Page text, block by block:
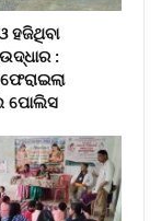
ହଜିଥିବା
:
ପୋଲିସ